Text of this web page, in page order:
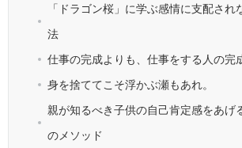
「ドラゴン桜」に学ぶ感情に支配され
法
仕事の完成よりも、仕事をする人の完
身を捨ててこそ浮かぶ瀬もあれ。
親が知るべき子供の自己肯定感をあげ
のメソッド